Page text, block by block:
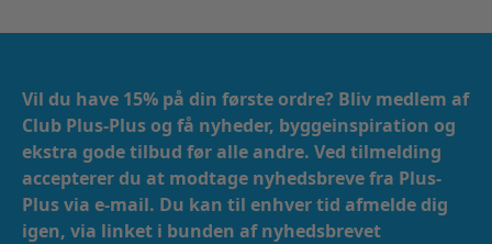
Vil du have 15% på din første ordre? Bliv medlem af
Club Plus-Plus og få nyheder, byggeinspiration og
ekstra gode tilbud før alle andre. Ved tilmelding
accepterer du at modtage nyhedsbreve fra Plus-
Plus via e-mail. ​​ Du kan til enhver tid afmelde dig
igen, via linket i bunden af nyhedsbrevet